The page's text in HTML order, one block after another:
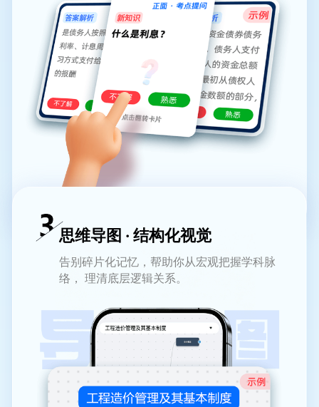
思维导图 · 结构化视觉
告别碎片化记忆，帮助你从宏观把握学科脉
络， 理清底层逻辑关系。